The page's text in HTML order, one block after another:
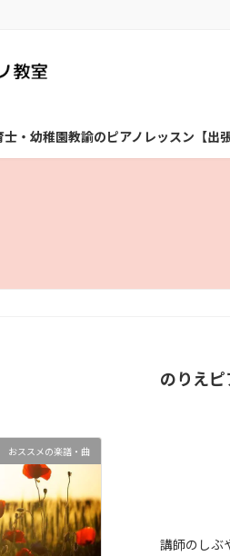
士・幼稚園教諭のピアノレッスン【出張
おススメの楽譜・曲
のりえピ
講師のしぶ